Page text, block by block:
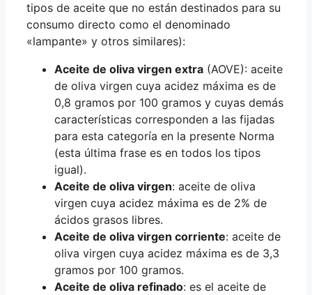
tipos de aceite que no están destinados para su
consumo directo como el denominado
«lampante» y otros similares):
Aceite de oliva virgen extra (AOVE): aceite
de oliva virgen cuya acidez máxima es de
0,8 gramos por 100 gramos y cuyas demás
características corresponden a las fijadas
para esta categoría en la presente Norma
(esta última frase es en todos los tipos
igual).
Aceite de oliva virgen: aceite de oliva
virgen cuya acidez máxima es de 2% de
ácidos grasos libres.
Aceite de oliva virgen corriente: aceite de
oliva virgen cuya acidez máxima es de 3,3
gramos por 100 gramos.
Aceite de oliva refinado: es el aceite de